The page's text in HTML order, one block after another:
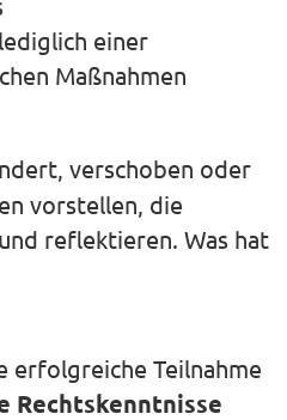
einer
Maßnahmen
verschoben oder
vorstellen, die
reflektieren. Was hat
erfolgreiche Teilnahme
Rechtskenntnisse